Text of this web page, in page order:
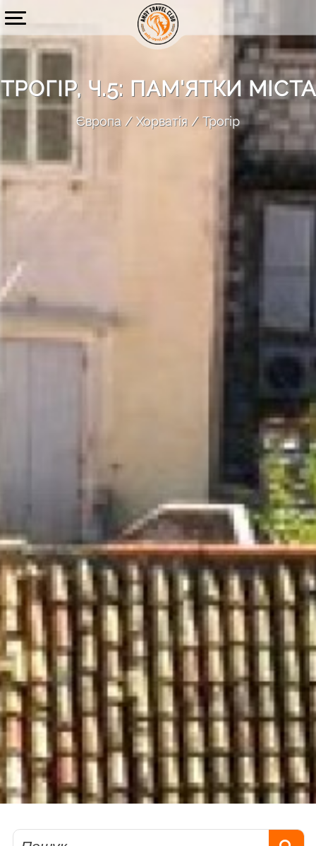
ТРОГІР, Ч.5: ПАМ'ЯТКИ МІСТА
Європа Хорватія Трогір
Пошук